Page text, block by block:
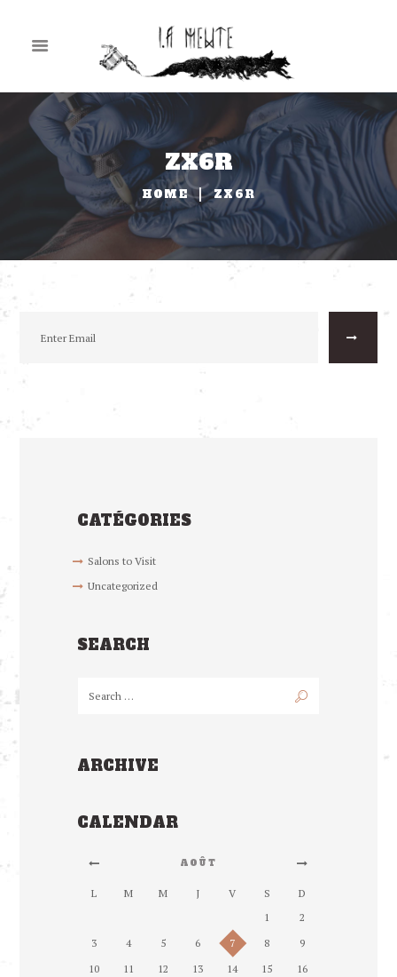
ZX6R
HOME ZX6R
CATÉGORIES
Salons to Visit
Uncategorized
SEARCH
ARCHIVE
CALENDAR
AOÛT
L M M J V S
D
1
2
3
4 5 6 7 8
9
10
11 12 13 14 15
16